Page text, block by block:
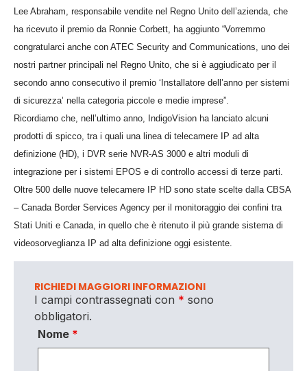
Lee Abraham, responsabile vendite nel Regno Unito dell’azienda, che
ha ricevuto il premio da Ronnie Corbett, ha aggiunto “Vorremmo
congratularci anche con ATEC Security and Communications, uno dei
nostri partner principali nel Regno Unito, che si è aggiudicato per il
secondo anno consecutivo il premio ‘Installatore dell’anno per sistemi
di sicurezza’ nella categoria piccole e medie imprese”.
Ricordiamo che, nell’ultimo anno, IndigoVision ha lanciato alcuni
prodotti di spicco, tra i quali una linea di telecamere IP ad alta
definizione (HD), i DVR serie NVR-AS 3000 e altri moduli di
integrazione per i sistemi EPOS e di controllo accessi di terze parti.
Oltre 500 delle nuove telecamere IP HD sono state scelte dalla CBSA
– Canada Border Services Agency per il monitoraggio dei confini tra
Stati Uniti e Canada, in quello che è ritenuto il più grande sistema di
videosorveglianza IP ad alta definizione oggi esistente.
RICHIEDI MAGGIORI INFORMAZIONI
I campi contrassegnati con * sono
obbligatori.
Nome *